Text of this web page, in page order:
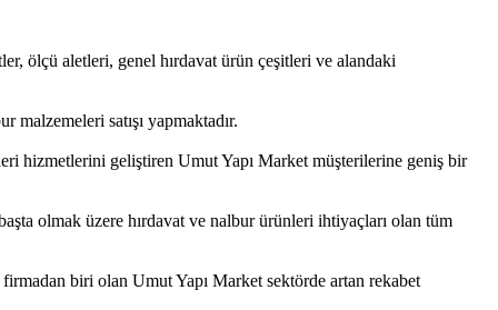
ölçü aletleri, genel hırdavat ürün çeşitleri ve alandaki
malzemeleri satışı yapmaktadır.
hizmetlerini geliştiren Umut Yapı Market müşterilerine geniş bir
olmak üzere hırdavat ve nalbur ürünleri ihtiyaçları olan tüm
biri olan Umut Yapı Market sektörde artan rekabet